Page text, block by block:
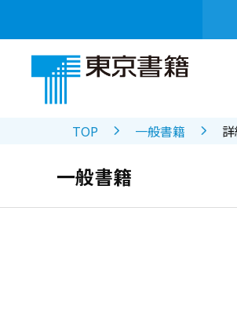
TOP 一般書籍
一般書籍